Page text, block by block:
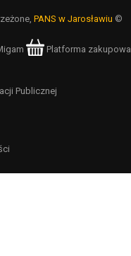
PANS w Jarosławiu ©
Platforma zakupowa
Publicznej